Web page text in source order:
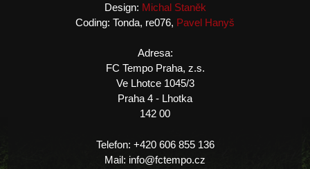
Design: Michal Staněk
Coding: Tonda, re076, Pavel Hanyš
Adresa:
FC Tempo Praha, z.s.
Ve Lhotce 1045/3
Praha 4 - Lhotka
142 00
Telefon: +420 606 855 136
Mail: info@fctempo.cz